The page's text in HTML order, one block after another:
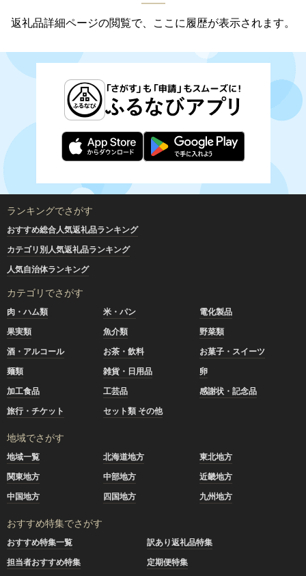
返礼品詳細ページの閲覧で、ここに履歴が表示されます。
ランキングでさがす
おすすめ総合人気返礼品ランキング
カテゴリ別人気返礼品ランキング
人気自治体ランキング
カテゴリでさがす
肉・ハム類 米・パン
電化製品
果実類
魚介類
野菜類
酒・アルコール
お茶・飲料
お菓子・スイーツ
麺類
雑貨・日用品
卵
加工食品
工芸品
感謝状・記念品
旅行・チケット
セット類 その他
地域でさがす
地域一覧 北海道地方
東北地方
関東地方
中部地方
近畿地方
中国地方
四国地方 九州地方
おすすめ特集でさがす
おすすめ特集一覧
訳あり返礼品特集
担当者おすすめ特集
定期便特集